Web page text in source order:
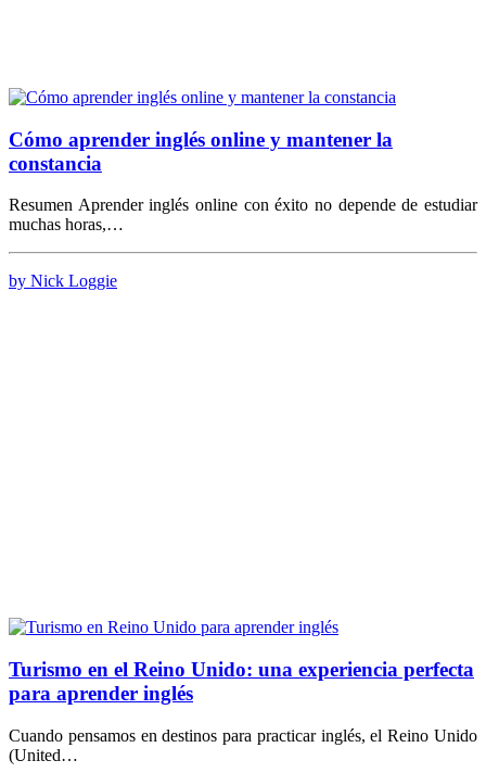
Cómo aprender inglés online y mantener la
constancia
Resumen Aprender inglés online con éxito no depende de estudiar
muchas horas,…
by Nick Loggie
Turismo en el Reino Unido: una experiencia perfecta
para aprender inglés
Cuando pensamos en destinos para practicar inglés, el Reino Unido
(United…